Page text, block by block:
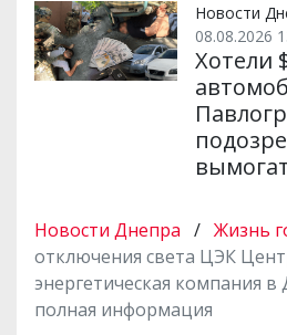
Новости
08.08.2026
Хотели
Новости Днепра / Жизнь
отключения света ЦЭК
энергетическая компания
полная информация